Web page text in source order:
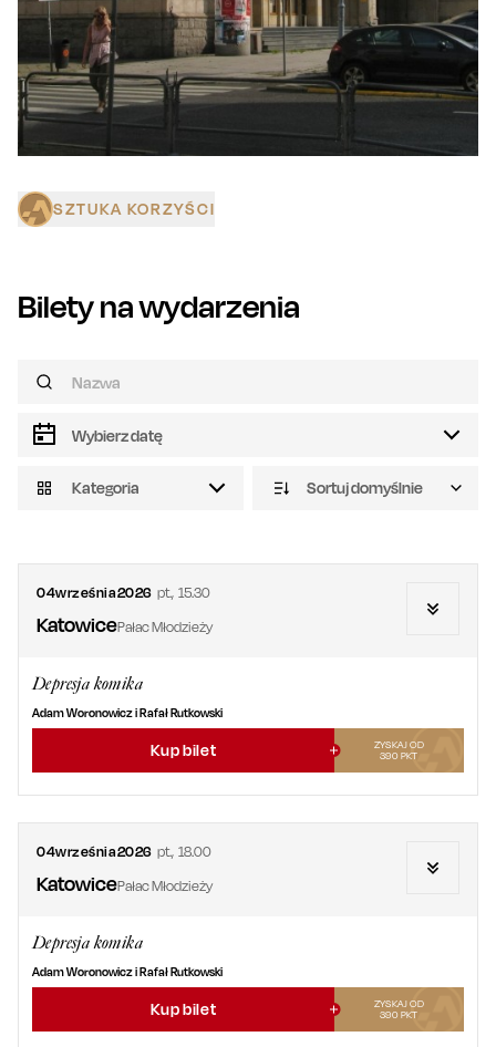
SZTUKA KORZYŚCI
Bilety na wydarzenia
Kategoria Sortuj domyślnie
04września2026 pt., 15.30
KatowicePałac Młodzieży
Depresja komika
Adam Woronowicz i Rafał Rutkowski
Kup bilet
ZYSKAJ OD
390 PKT
04września2026 pt., 18.00
KatowicePałac Młodzieży
Depresja komika
Adam Woronowicz i Rafał Rutkowski
Kup bilet
ZYSKAJ OD
390 PKT